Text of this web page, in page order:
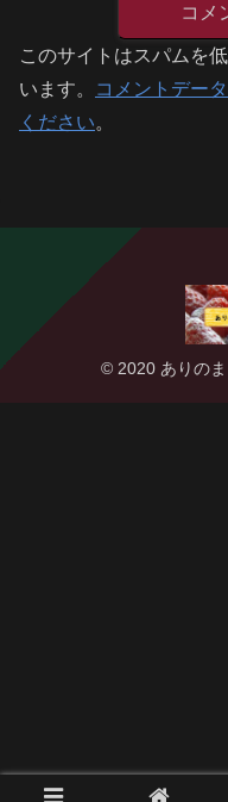
コメ
このサイトはスパムを
います。
コメントデー
ください。
© 2020 ありの